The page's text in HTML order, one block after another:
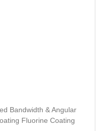
Bandwidth & Angular
Fluorine Coating